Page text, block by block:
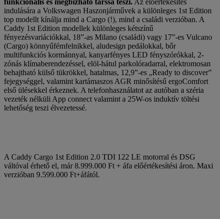
funkcionális és megbízható társsá teszi. Az előértékesítés
indulására a Volkswagen Haszonjárművek a különleges 1st Edition
top modellt kínálja mind a Cargo (!), mind a családi verzióban. A
Caddy 1st Edition modellek különleges kétszínű
fényezésvariációkkal, 18”-as Milano (családi) vagy 17”-es Vulcano
(Cargo) könnyűfémfelnikkel, aludesign pedálokkal, bőr
multifunkciós kormánnyal, kanyarfényes LED fényszórókkal, 2-
zónás klímaberendezéssel, elöl-hátul parkolóradarral, elektromosan
behajtható külső tükrökkel, hatalmas, 12,9”-es „Ready to discover”
fejegységgel, valamint kartámaszos AGR minősítésű ergoComfort
első ülésekkel érkeznek. A telefonhasználatot az autóban a széria
vezeték nélküli App connect valamint a 25W-os induktív töltési
lehetőség teszi élvezetessé.
A Caddy Cargo 1st Edition 2.0 TDI 122 LE motorral és DSG
váltóval érhető el, már 8.999.000 Ft + áfa előértékesítési áron. Maxi
verzióban 9.599.000 Ft+áfától.